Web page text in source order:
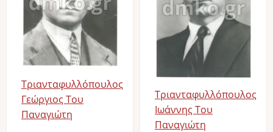
Τριανταφυλλόπουλος
Γεώργιος Του
Παναγιώτη
Τριανταφυλλόπουλος
Ιωάννης Του
Παναγιώτη